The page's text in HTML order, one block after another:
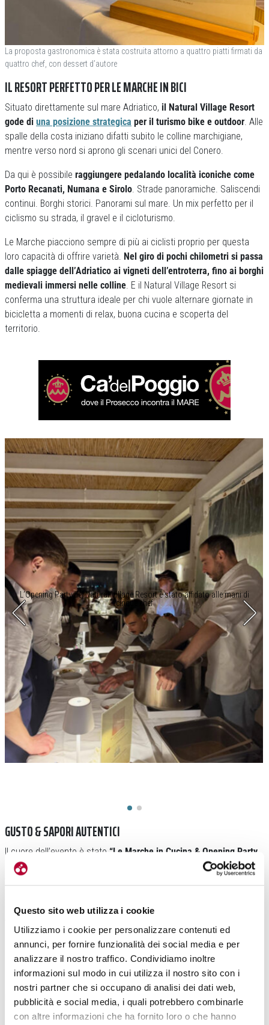
Questo sito web utilizza i cookie
Utilizziamo i cookie per personalizzare contenuti ed
annunci, per fornire funzionalità dei social media e per
analizzare il nostro traffico. Condividiamo inoltre
informazioni sul modo in cui utilizza il nostro sito con i
nostri partner che si occupano di analisi dei dati web,
pubblicità e social media, i quali potrebbero combinarle
con altre informazioni che ha fornito loro o che hanno
La proposta gastronomica è stata costruita attorno a quattro piatti firmati da
quattro chef, con dessert d’autore
IL RESORT PERFETTO PER LE MARCHE IN BICI
Situato direttamente sul mare Adriatico, il Natural Village Resort
gode di una posizione strategica per il turismo bike e outdoor. Alle
spalle della costa iniziano difatti subito le colline marchigiane,
mentre verso nord si aprono gli scenari unici del Conero.
Da qui è possibile raggiungere pedalando località iconiche come
Porto Recanati, Numana e Sirolo. Strade panoramiche. Saliscendi
continui. Borghi storici. Panorami sul mare. Un mix perfetto per il
ciclismo su strada, il gravel e il cicloturismo.
Le Marche piacciono sempre di più ai ciclisti proprio per questa
loro capacità di offrire varietà. Nel giro di pochi chilometri si passa
dalle spiagge dell’Adriatico ai vigneti dell’entroterra, fino ai borghi
medievali immersi nelle colline. E il Natural Village Resort si
conferma una struttura ideale per chi vuole alternare giornate in
bicicletta a momenti di relax, buona cucina e scoperta del
territorio.
L’Opening Party del Natural Village Resort è stato affidato alle mani di
cinque chef
GUSTO & SAPORI AUTENTICI
Il cuore dell’evento è stato “Le Marche in Cucina & Opening Party
– Nord Sud Ovest Est, 4 direzioni di gusto”
, un progetto nato per
cucina marchigiana contemporanea. Accanto allo
Tuozzo
erano presenti Enrico Mazzaroni
, chef stellato del
Ristorante Il Tiglio, insieme aGiacomo Costantini, Roberto
Dormicchi e Mattia Casabianca
. Cinque professionisti. Cinque
percorsi differenti. Un’unica idea comune: promuovere le Marche
attraverso
una cucina contemporanea capace di valorizzare
prodotti locali, sostenibilità e identità territoriale
Durante la mattinata si è svolta ancheuna tavola rotonda dedicata